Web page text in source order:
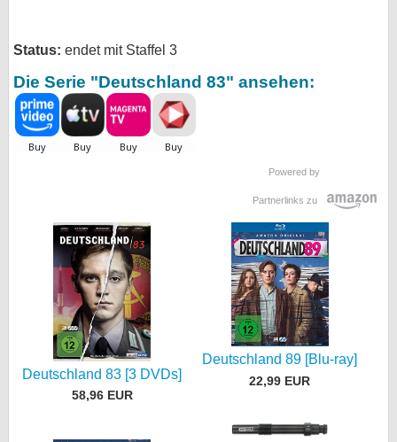
Status: endet mit Staffel 3
Die Serie "Deutschland 83" ansehen:
Powered by
Partnerlinks zu
Deutschland 83 [3 DVDs]
58,96 EUR
Deutschland 89 [Blu-ray]
22,99 EUR